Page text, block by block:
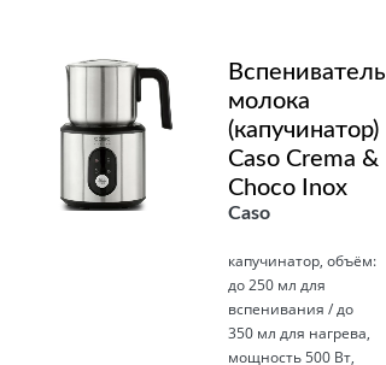
Вспениватель
молока
(капучинатор)
Caso Crema &
Choco Inox
Caso
капучинатор, объём:
до 250 мл для
вспенивания / до
350 мл для нагрева,
мощность 500 Вт,